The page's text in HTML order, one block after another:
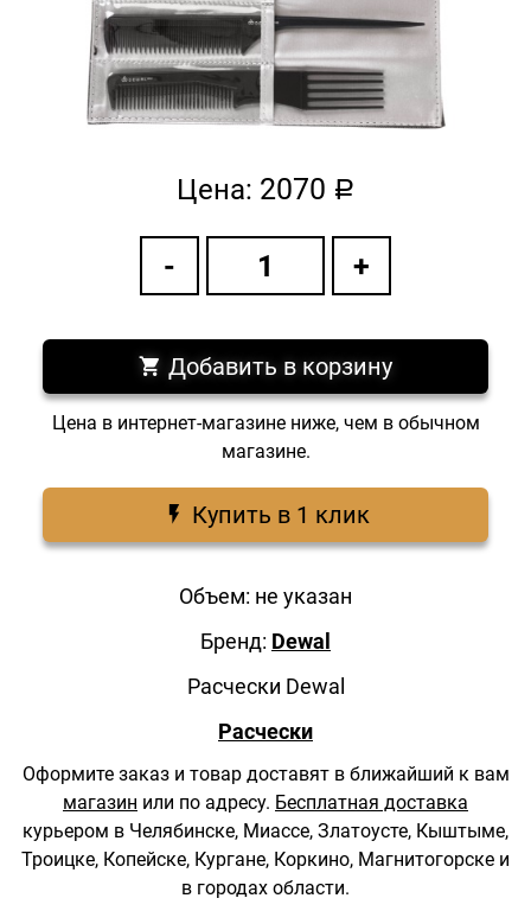
Цена: 2070 a
Добавить в корзину
Цена в интернет-магазине ниже, чем в обычном
магазине.
Купить в 1 клик
Объем: не указан
Бренд: Dewal
Расчески Dewal
Расчески
Оформите заказ и товар доставят в ближайший к вам
магазин или по адресу. Бесплатная доставка
курьером в Челябинске, Миассе, Златоусте, Кыштыме,
Троицке, Копейске, Кургане, Коркино, Магнитогорске и
в городах области.